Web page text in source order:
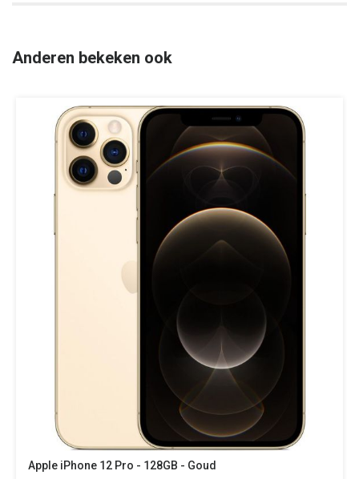
Anderen bekeken ook
Apple iPhone 12 Pro - 128GB - Goud